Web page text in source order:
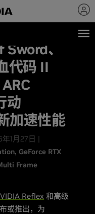
、
代码 II
动
加速性能
1月27日 |
GeForce RTX
Frame
Reflex 和高级
或推出，为